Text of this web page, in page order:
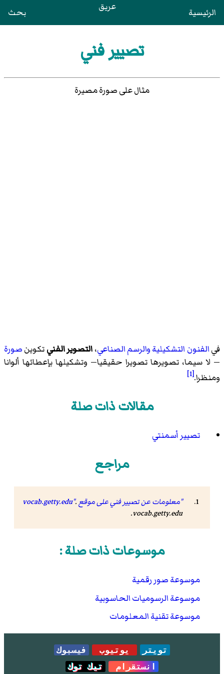
الرئيسية عريق بحث
تصيير فني
مثال على صورة مصيرة
فيالفنون التشكيليةوالرسم الصناعي،التصوير الفنيتكوينصورة
— لا سيما، تصويرها تصويرا حقيقيا— وتشكيلها بإعطائها ألوانا
ومنظرا.[1]
مقالات ذات صلة
تصيير أسمنتي
مراجع
"معلومات عن تصيير فني على موقع vocab.getty.edu".
vocab.getty.edu.
موسوعات ذات صلة :
موسوعة صور رقمية
موسوعة الرسوميات الحاسوبية
موسوعة تقنية المعلومات
تويتر يوتيوب
فيسبوك
انستقرام
تيك توك